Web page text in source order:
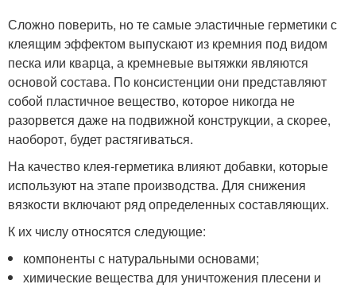
Сложно поверить, но те самые эластичные герметики с
клеящим эффектом выпускают из кремния под видом
песка или кварца, а кремневые вытяжки являются
основой состава. По консистенции они представляют
собой пластичное вещество, которое никогда не
разорвется даже на подвижной конструкции, а скорее,
наоборот, будет растягиваться.
На качество клея-герметика влияют добавки, которые
используют на этапе производства. Для снижения
вязкости включают ряд определенных составляющих.
К их числу относятся следующие:
компоненты с натуральными основами;
химические вещества для уничтожения плесени и